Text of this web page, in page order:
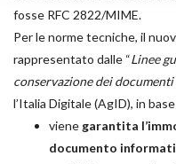
fosse RFC 2822/MIME.
Per le norme tecniche, il
rappresentato dalle “Linee
conservazione dei
l’Italia Digitale (AgID), in
viene garantita
documento